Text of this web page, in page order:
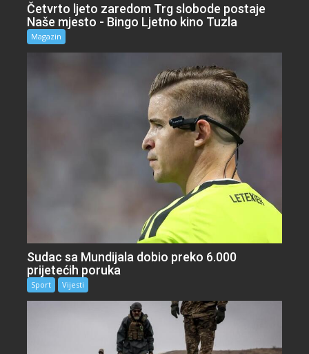
Četvrto ljeto zaredom Trg slobode postaje
Naše mjesto - Bingo Ljetno kino Tuzla
Magazin
Sudac sa Mundijala dobio preko 6.000
prijetećih poruka
Sport Vijesti